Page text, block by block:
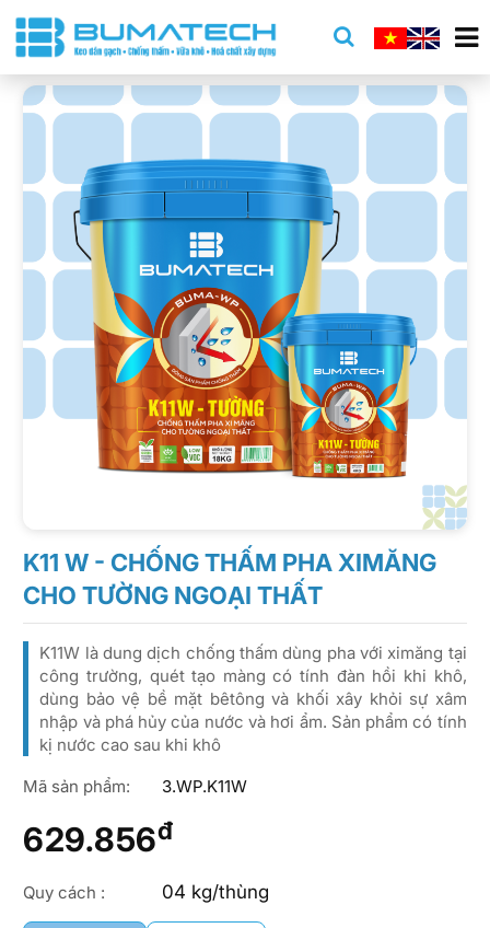
K11 W - CHỐNG THẤM PHA XIMĂNG
CHO TƯỜNG NGOẠI THẤT
K11W là dung dịch chống thấm dùng pha với ximăng tại
công trường, quét tạo màng có tính đàn hồi khi khô,
dùng bảo vệ bề mặt bêtông và khối xây khỏi sự xâm
nhập và phá hủy của nước và hơi ẩm. Sản phẩm có tính
kị nước cao sau khi khô
Mã sản phẩm:
3.WP.K11W
629.856đ
Quy cách : 04 kg/thùng